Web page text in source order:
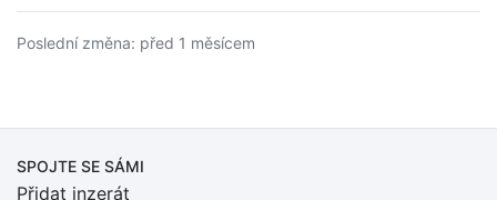
Poslední změna: před 1 měsícem
SPOJTE SE SÁMI
Přidat inzerát